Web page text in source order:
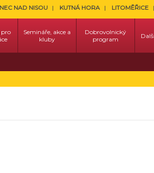
NAD NISOU KUTNÁ HORA LITOMĚŘICE
pro
Semináře, akce a
kluby
Dobrovolnický
program